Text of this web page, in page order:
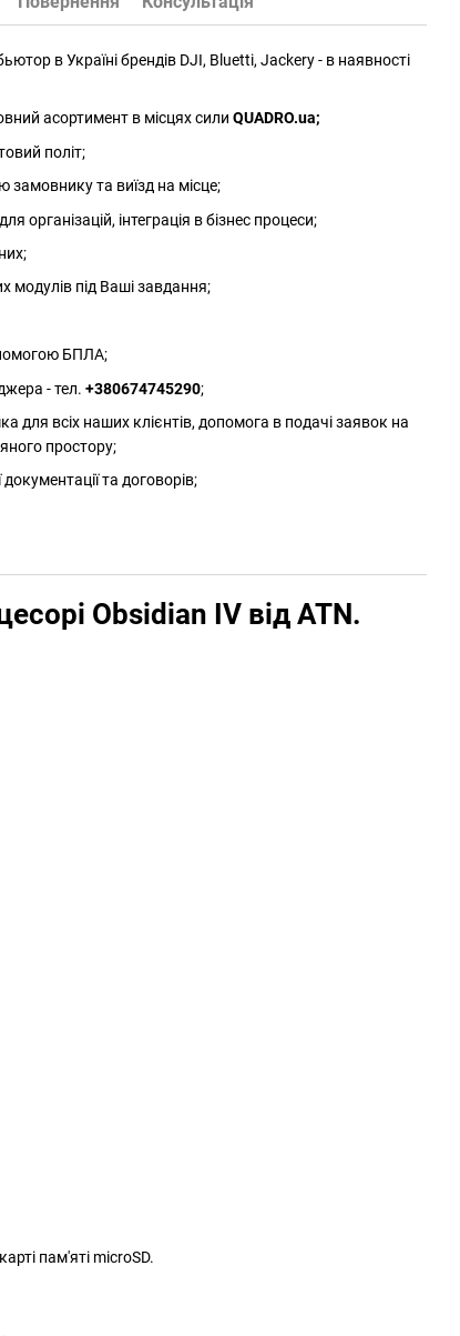
в Україні брендів DJI, Bluetti, Jackery - в наявності
асортимент в місцях сили QUADRO.ua;
політ;
та виїзд на місце;
організацій, інтеграція в бізнес процеси;
модулів під Ваші завдання;
БПЛА;
- тел. +380674745290;
для всіх наших клієнтів, допомога в подачі заявок на
простору;
та договорів;
Obsidian IV від ATN.
пам'яті microSD.